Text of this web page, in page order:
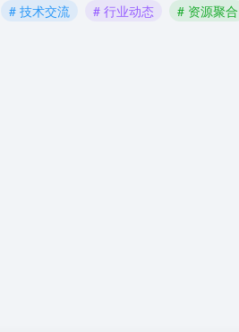
# 技术交流 # 行业动态 # 资源聚合